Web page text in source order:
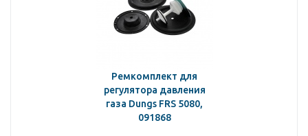
Ремкомплект для
регулятора давления
газа Dungs FRS 5080,
091868